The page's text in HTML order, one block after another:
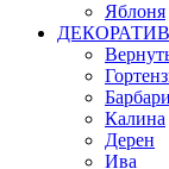
Яблоня
Калина
Дерен
Ива